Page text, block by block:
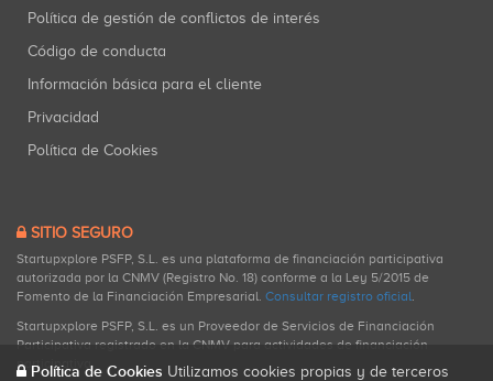
Política de gestión de conflictos de interés
Código de conducta
Información básica para el cliente
Privacidad
Política de Cookies
SITIO SEGURO
Startupxplore PSFP, S.L. es una plataforma de financiación participativa
autorizada por la CNMV (Registro No. 18) conforme a la Ley 5/2015 de
Fomento de la Financiación Empresarial. Consultar registro oficial.
Startupxplore PSFP, S.L. es un Proveedor de Servicios de Financiación
Participativa registrado en la CNMV para actividades de financiación
participativa.
Política de Cookies Utilizamos cookies propias y de terceros